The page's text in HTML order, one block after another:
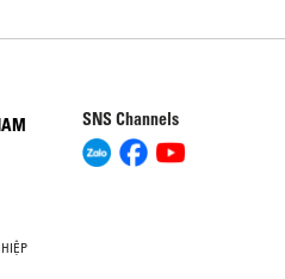
SNS Channels